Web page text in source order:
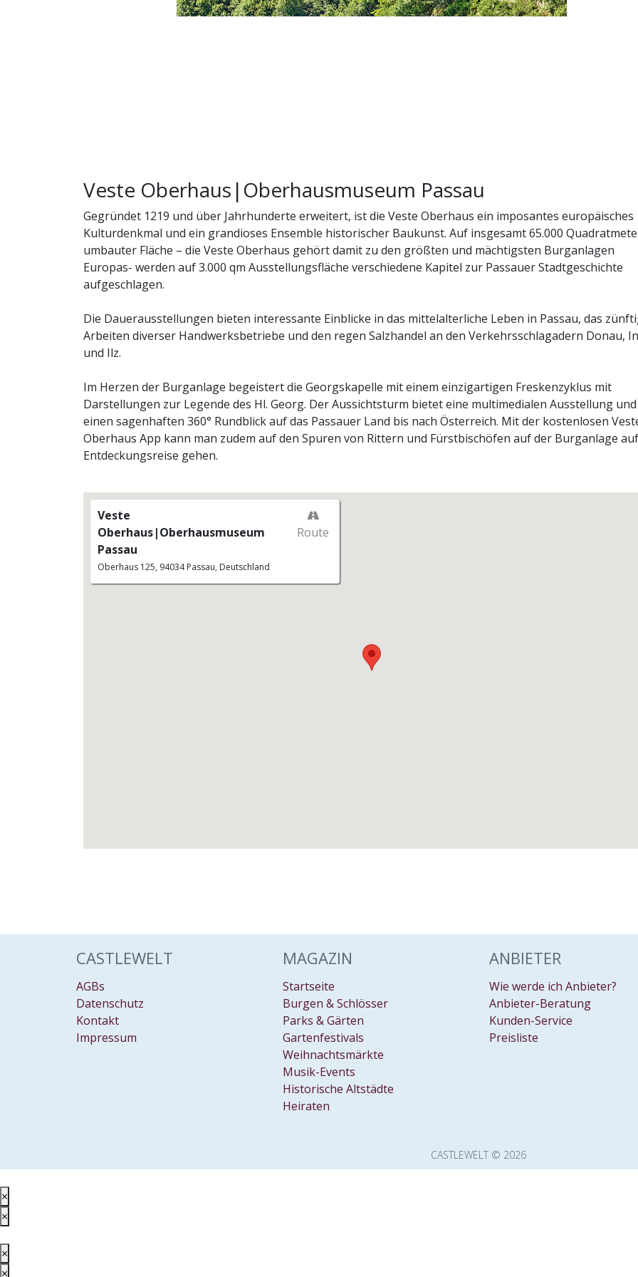
Veste Oberhaus|Oberhausmuseum Passau
Gegründet 1219 und über Jahrhunderte erweitert, ist die Veste Oberhaus ein imposantes europäisches
Kulturdenkmal und ein grandioses Ensemble historischer Baukunst. Auf insgesamt 65.000
umbauter Fläche – die Veste Oberhaus gehört damit zu den größten und mächtigsten Burganlagen
Europas- werden auf 3.000 qm Ausstellungsfläche verschiedene Kapitel zur Passauer Stadtgeschichte
aufgeschlagen.
Die Dauerausstellungen bieten interessante Einblicke in das mittelalterliche Leben in Passau, das
Arbeiten diverser Handwerksbetriebe und den regen Salzhandel an den Verkehrsschlagadern Donau,
und Ilz.
Im Herzen der Burganlage begeistert die Georgskapelle mit einem einzigartigen Freskenzyklus mit
Darstellungen zur Legende des Hl. Georg. Der Aussichtsturm bietet eine multimedialen Ausstellung und
einen sagenhaften 360° Rundblick auf das Passauer Land bis nach Österreich. Mit der kostenlosen
Oberhaus App kann man zudem auf den Spuren von Rittern und Fürstbischöfen auf der Burganlage auf
Entdeckungsreise gehen.
Veste
Oberhaus|Oberhausmuseum
Passau
Oberhaus 125, 94034 Passau, Deutschland
Route
CASTLEWELT
AGBs
Datenschutz
Kontakt
Impressum
MAGAZIN
Startseite
Burgen & Schlösser
Parks & Gärten
Gartenfestivals
Weihnachtsmärkte
Musik-Events
Historische Altstädte
Heiraten
ANBIETER
Wie werde ich Anbieter?
Anbieter-Beratung
Kunden-Service
Preisliste
CASTLEWELT © 2026
×
×
×
×